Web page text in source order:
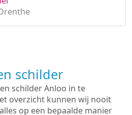
schilder
schilder Anloo in te
overzicht kunnen wij nooit
op een bepaalde manier